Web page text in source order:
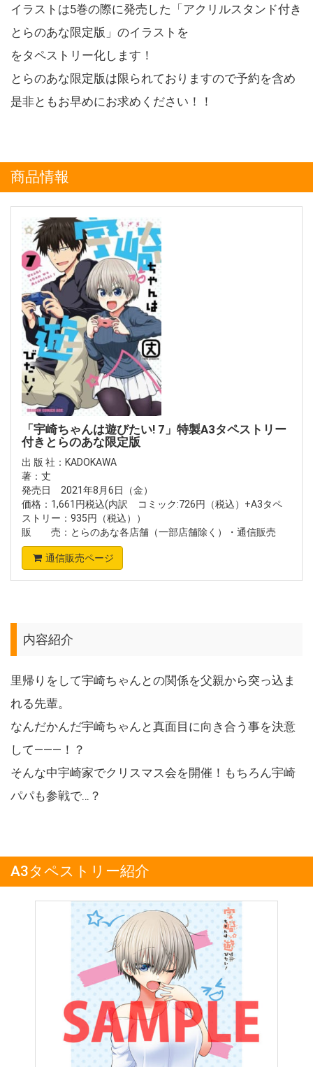
イラストは5巻の際に発売した「アクリルスタンド付き
とらのあな限定版」のイラストを
をタペストリー化します！
とらのあな限定版は限られておりますので予約を含め
是非ともお早めにお求めください！！
商品情報
「宇崎ちゃんは遊びたい! 7」特製A3タペストリー
付きとらのあな限定版
出 版 社：KADOKAWA
著：丈
発売日 2021年8月6日（金）
価格：1,661円税込(内訳 コミック:726円（税込）+A3タペ
ストリー：935円（税込））
販 売：とらのあな各店舗（一部店舗除く）・通信販売
通信販売ページ
内容紹介
里帰りをして宇崎ちゃんとの関係を父親から突っ込ま
れる先輩。
なんだかんだ宇崎ちゃんと真面目に向き合う事を決意
して―――！？
そんな中宇崎家でクリスマス会を開催！もちろん宇崎
パパも参戦で…？
A3タペストリー紹介